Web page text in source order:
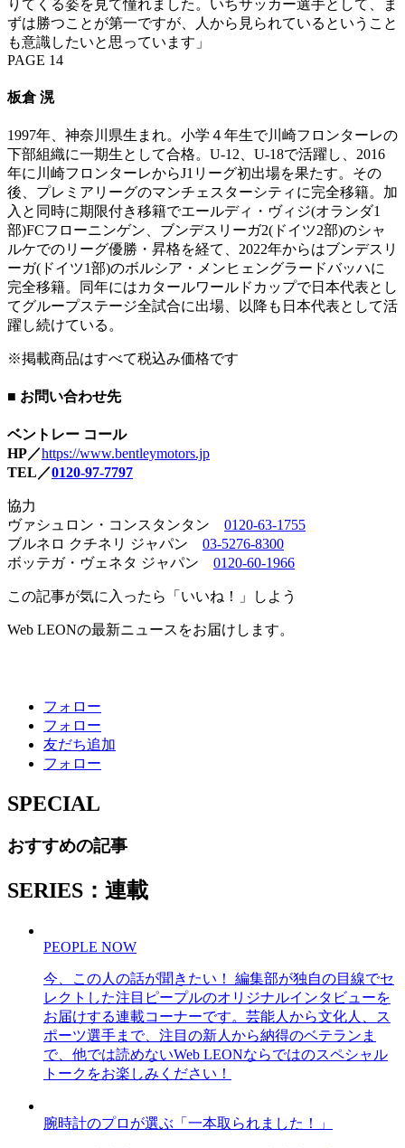
りてくる姿を見て憧れました。いちサッカー選手として、ま
ずは勝つことが第一ですが、人から見られているということ
も意識したいと思っています」
PAGE 14
板倉 滉
1997年、神奈川県生まれ。小学４年生で川崎フロンターレの
下部組織に一期生として合格。U-12、U-18で活躍し、2016
年に川崎フロンターレからJ1リーグ初出場を果たす。その
後、プレミアリーグのマンチェスターシティに完全移籍。加
入と同時に期限付き移籍でエールディ・ヴィジ(オランダ1
部)FCフローニンゲン、ブンデスリーガ2(ドイツ2部)のシャ
ルケでのリーグ優勝・昇格を経て、2022年からはブンデスリ
ーガ(ドイツ1部)のボルシア・メンヒェングラードバッハに
完全移籍。同年にはカタールワールドカップで日本代表とし
てグループステージ全試合に出場、以降も日本代表として活
躍し続けている。
※掲載商品はすべて税込み価格です
■ お問い合わせ先
ベントレー コール
HP／https://www.bentleymotors.jp
TEL／0120-97-7797
協力
ヴァシュロン・コンスタンタン 0120-63-1755
ブルネロ クチネリ ジャパン 03-5276-8300
ボッテガ・ヴェネタ ジャパン 0120-60-1966
この記事が気に入ったら「いいね！」しよう
Web LEONの最新ニュースをお届けします。
フォロー
フォロー
友だち追加
フォロー
SPECIAL
おすすめの記事
SERIES：連載
PEOPLE NOW
今、この人の話が聞きたい！ 編集部が独自の目線でセ
レクトした注目ピープルのオリジナルインタビューを
お届けする連載コーナーです。芸能人から文化人、ス
ポーツ選手まで、注目の新人から納得のベテランま
で、他では読めないWeb LEONならではのスペシャル
トークをお楽しみください！
腕時計のプロが選ぶ「一本取られました！」